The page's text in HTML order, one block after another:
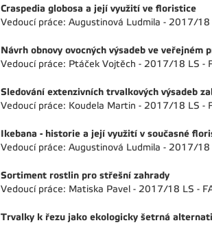
Craspedia globosa a její využití ve floristice
Vedoucí práce: Augustinová Ludmila - 2017/18
Návrh obnovy ovocných výsadeb ve
Vedoucí práce: Ptáček Vojtěch - 2017/18 LS -
Sledování extenzivních trvalkových výsadeb
Vedoucí práce: Koudela Martin - 2017/18 LS -
Ikebana - historie a její využití v současné
Vedoucí práce: Augustinová Ludmila - 2017/18
Sortiment rostlin pro střešní zahrady
Vedoucí práce: Matiska Pavel - 2017/18 LS -
Trvalky k řezu jako ekologicky šetrná